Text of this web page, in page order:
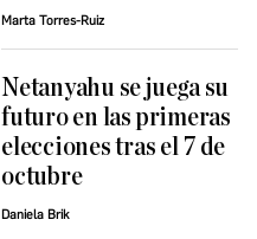
Marta Torres-Ruiz
Netanyahu se juega su
futuro en las primeras
elecciones tras el 7 de
octubre
Daniela Brik